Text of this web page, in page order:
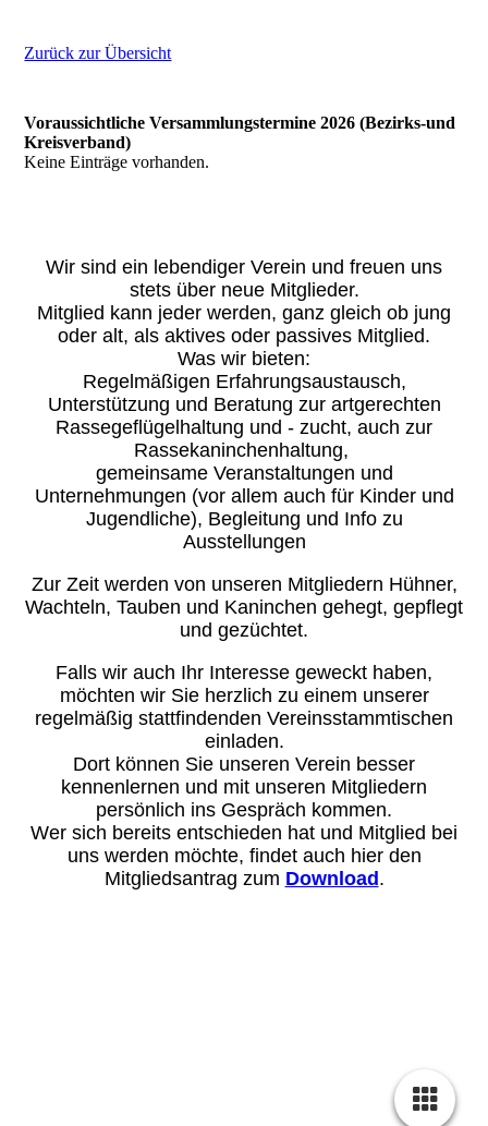
Zurück zur Übersicht
Voraussichtliche Versammlungstermine 2026 (Bezirks-und
Kreisverband)
Keine Einträge vorhanden.
Wir sind ein lebendiger Verein und freuen uns
stets über neue Mitglieder.
Mitglied kann jeder werden, ganz gleich ob jung
oder alt, als aktives oder passives Mitglied.
Was wir bieten:
Regelmäßigen Erfahrungsaustausch,
Unterstützung und Beratung zur artgerechten
Rassegeflügelhaltung und - zucht, auch zur
Rassekaninchenhaltung,
gemeinsame Veranstaltungen und
Unternehmungen (vor allem auch für Kinder und
Jugendliche), Begleitung und Info zu
Ausstellungen
Zur Zeit werden von unseren Mitgliedern Hühner,
Wachteln, Tauben und Kaninchen gehegt, gepflegt
und gezüchtet.
Falls wir auch Ihr Interesse geweckt haben,
möchten wir Sie herzlich zu einem unserer
regelmäßig stattfindenden Vereinsstammtischen
einladen.
Dort können Sie unseren Verein besser
kennenlernen und mit unseren Mitgliedern
persönlich ins Gespräch kommen.
Wer sich bereits entschieden hat und Mitglied bei
uns werden möchte, findet auch hier den
Mitgliedsantrag zum Download .